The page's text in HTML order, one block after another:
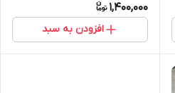
1,400,000
افزودن به سبد